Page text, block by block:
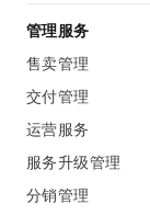
管理服务
售卖管理
交付管理
运营服务
服务升级管理
分销管理
开发工具
迁移与运维管理